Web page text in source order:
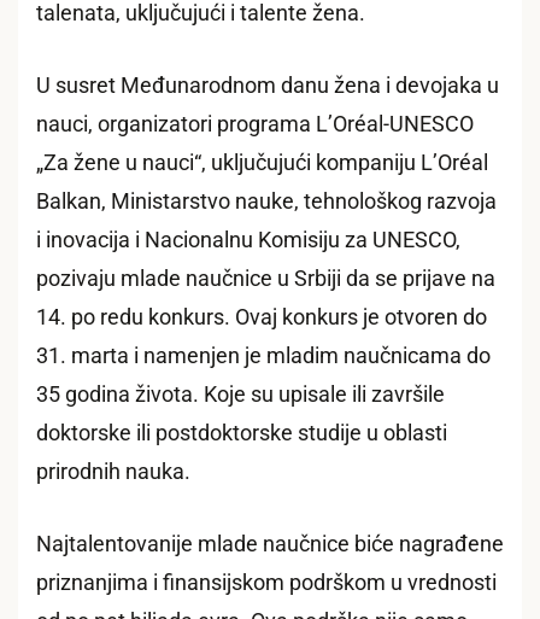
talenata, uključujući i talente žena.
U susret Međunarodnom danu žena i devojaka u
nauci, organizatori programa L’Oréal-UNESCO
„Za žene u nauci“, uključujući kompaniju L’Oréal
Balkan, Ministarstvo nauke, tehnološkog razvoja
i inovacija i Nacionalnu Komisiju za UNESCO,
pozivaju mlade naučnice u Srbiji da se prijave na
14. po redu konkurs. Ovaj konkurs je otvoren do
31. marta i namenjen je mladim naučnicama do
35 godina života. Koje su upisale ili završile
doktorske ili postdoktorske studije u oblasti
prirodnih nauka.
Najtalentovanije mlade naučnice biće nagrađene
priznanjima i finansijskom podrškom u vrednosti